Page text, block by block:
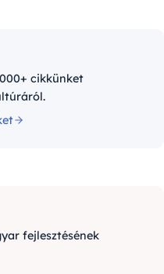
cikkünket
fejlesztésének